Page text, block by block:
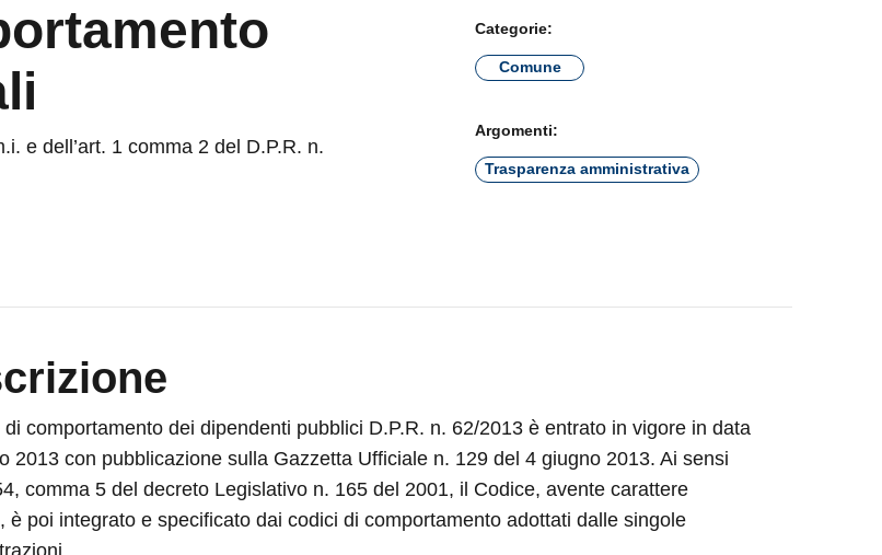
e dell’art. 1 comma 2 del D.P.R. n.
Categorie:
Comune
Argomenti:
Trasparenza amministrativa
di comportamento dei dipendenti pubblici D.P.R. n. 62/2013 è entrato in vigore in data
2013 con pubblicazione sulla Gazzetta Ufficiale n. 129 del 4 giugno 2013. Ai sensi
comma 5 del decreto Legislativo n. 165 del 2001, il Codice, avente carattere
è poi integrato e specificato dai codici di comportamento adottati dalle singole